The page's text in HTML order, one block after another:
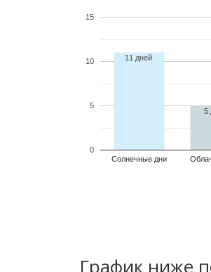
Солнечные дни
0
5
10
15
11 дней
5
График ниже